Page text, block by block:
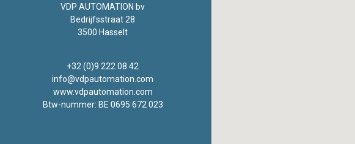
VDP AUTOMATION bv
Bedrijfsstraat 28
3500 Hasselt
+32 (0)9 222 08 42
info@vdpautomation.com
www.vdpautomation.com
Btw-nummer: BE 0695 672 023